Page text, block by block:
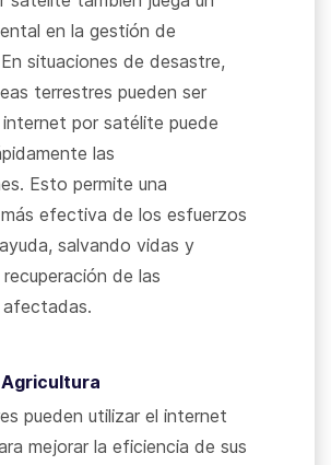
en la gestión de
situaciones de desastre,
terrestres pueden ser
por satélite puede
las
Esto permite una
efectiva de los esfuerzos
salvando vidas y
de las
afectadas.
pueden utilizar el internet
mejorar la eficiencia de sus